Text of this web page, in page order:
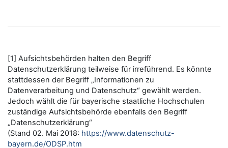
[1] Aufsichtsbehörden halten den Begriff
Datenschutzerklärung teilweise für irreführend. Es könnte
stattdessen der Begriff „Informationen zu
Datenverarbeitung und Datenschutz“ gewählt werden.
Jedoch wählt die für bayerische staatliche Hochschulen
zuständige Aufsichtsbehörde ebenfalls den Begriff
„Datenschutzerklärung“
(Stand 02. Mai 2018: https://www.datenschutz-
bayern.de/ODSP.htm